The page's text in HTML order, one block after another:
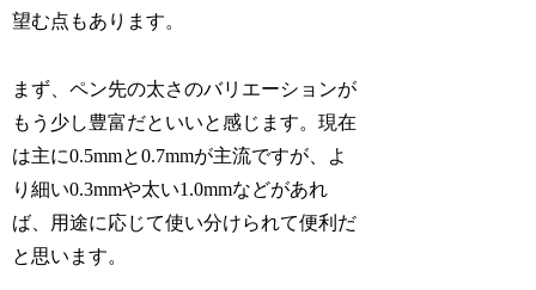
望む点もあります。
まず、ペン先の太さのバリエーションが
もう少し豊富だといいと感じます。現在
は主に0.5mmと0.7mmが主流ですが、よ
り細い0.3mmや太い1.0mmなどがあれ
ば、用途に応じて使い分けられて便利だ
と思います。